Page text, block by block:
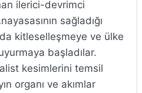
ilerici-devrimci
sağladığı
kitleselleşmeye ve ülke
başladılar.
kesimlerini temsil
organı ve akımlar